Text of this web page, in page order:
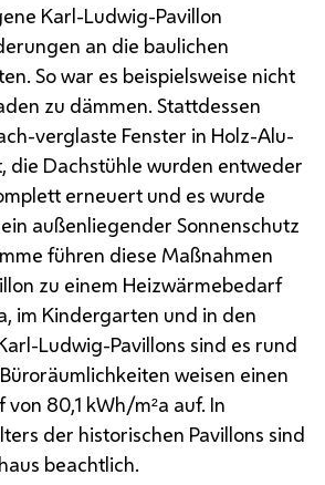
Karl-Ludwig-Pavillon
an die baulichen
So war es beispielsweise nicht
zu dämmen. Stattdessen
verglaste Fenster in Holz-Alu-
die Dachstühle wurden entweder
erneuert und es wurde
außenliegender Sonnenschutz
führen diese Maßnahmen
zu einem Heizwärmebedarf
, im Kindergarten und in den
Ludwig-Pavillons sind es rund
weisen einen
80,1 kWh/m²a auf. In
der historischen Pavillons sind
beachtlich.